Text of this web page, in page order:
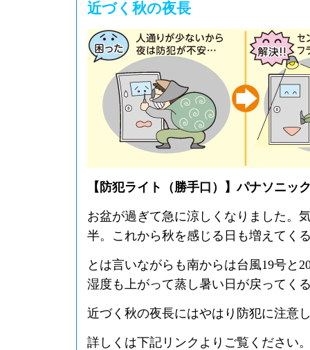
近づく秋の夜長
【防犯ライト（勝手口）】パナソニッ
お盆が過ぎて急に涼しくなりました。
半。これから秋を感じる日も増えてく
とは言いながらも南からは台風19号と
湿度も上がって蒸し暑い日が戻ってく
近づく秋の夜長にはやはり防犯に注意
詳しくは下記リンクよりご覧ください